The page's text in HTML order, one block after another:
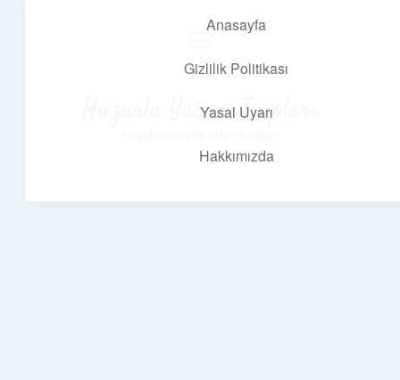
Anasayfa
Gizlilik Politikası
Yasal Uyarı
Hakkımızda
Huzurlu Yaşam Tüyoları